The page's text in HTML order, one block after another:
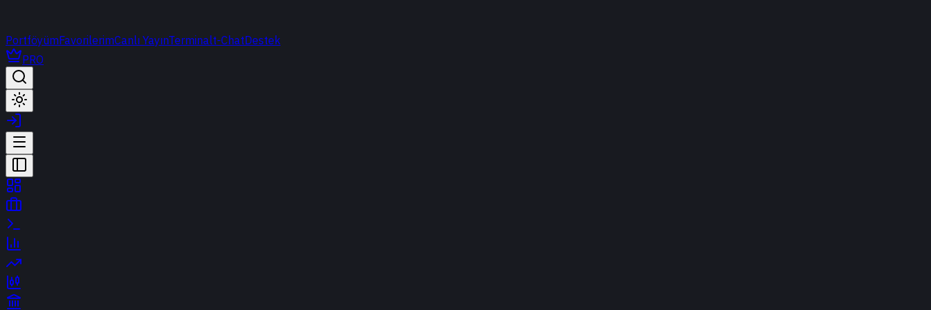
PortföyümFavorilerimCanlı YayınTerminalt-ChatDestek
PRO